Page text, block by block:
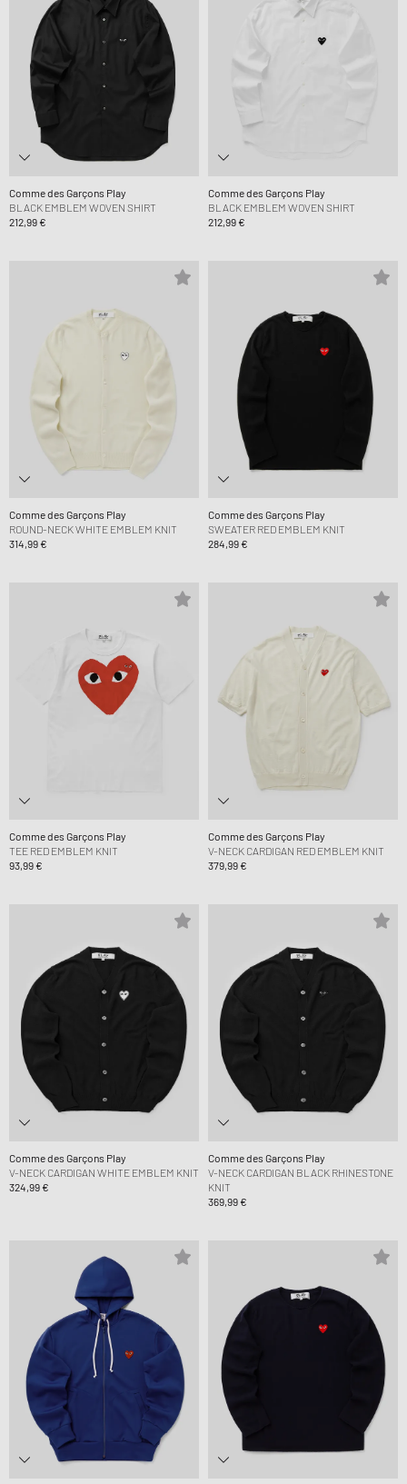
Comme des Garçons Play
BLACK EMBLEM WOVEN SHIRT
212,99 €
Comme des Garçons Play
BLACK EMBLEM WOVEN SHIRT
212,99 €
Comme des Garçons Play
ROUND-NECK WHITE EMBLEM KNIT
314,99 €
Comme des Garçons Play
SWEATER RED EMBLEM KNIT
284,99 €
Comme des Garçons Play
TEE RED EMBLEM KNIT
93,99 €
Comme des Garçons Play
V-NECK CARDIGAN RED EMBLEM KNIT
379,99 €
Comme des Garçons Play
V-NECK CARDIGAN WHITE EMBLEM KNIT
324,99 €
Comme des Garçons Play
V-NECK CARDIGAN BLACK RHINESTONE
KNIT
369,99 €